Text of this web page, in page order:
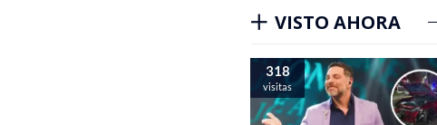
VISTO AHORA
318
visitas